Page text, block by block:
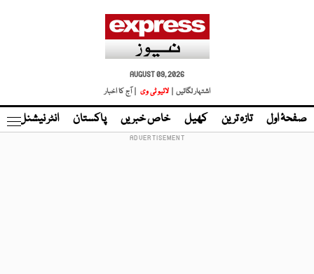
AUGUST 09, 2026
اشتہار لگائیں |
لائیو ٹی وی | آج کا اخبار
صفحۂ اول تازہ ترین کھیل خاص خبریں پاکستان انٹر نیشنل